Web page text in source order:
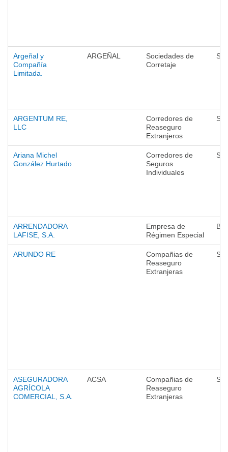
Argeñal y
Compañía
Limitada.
ARGEÑAL
Sociedades de
Corretaje
ARGENTUM RE,
LLC
Corredores de
Reaseguro
Extranjeros
Ariana Michel
González Hurtado
Corredores de
Seguros
Individuales
ARRENDADORA
LAFISE, S.A.
Empresa de
Régimen Especial
ARUNDO RE
Compañias de
Reaseguro
Extranjeras
ASEGURADORA
AGRÍCOLA
COMERCIAL, S.A.
ACSA
Compañias de
Reaseguro
Extranjeras